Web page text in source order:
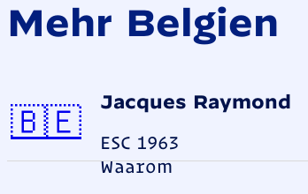
Mehr Belgien
Jacques Raymond
ESC 1963
Waarom
🇧🇪Belgien